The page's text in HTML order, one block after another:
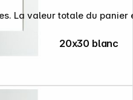
La valeur totale du panier